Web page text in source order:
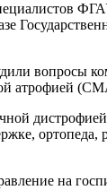
вопросы
атрофией
ортопеда,
на